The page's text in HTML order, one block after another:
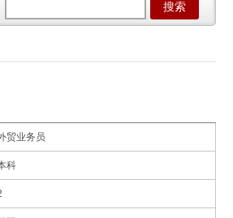
搜索
贸业务员
科